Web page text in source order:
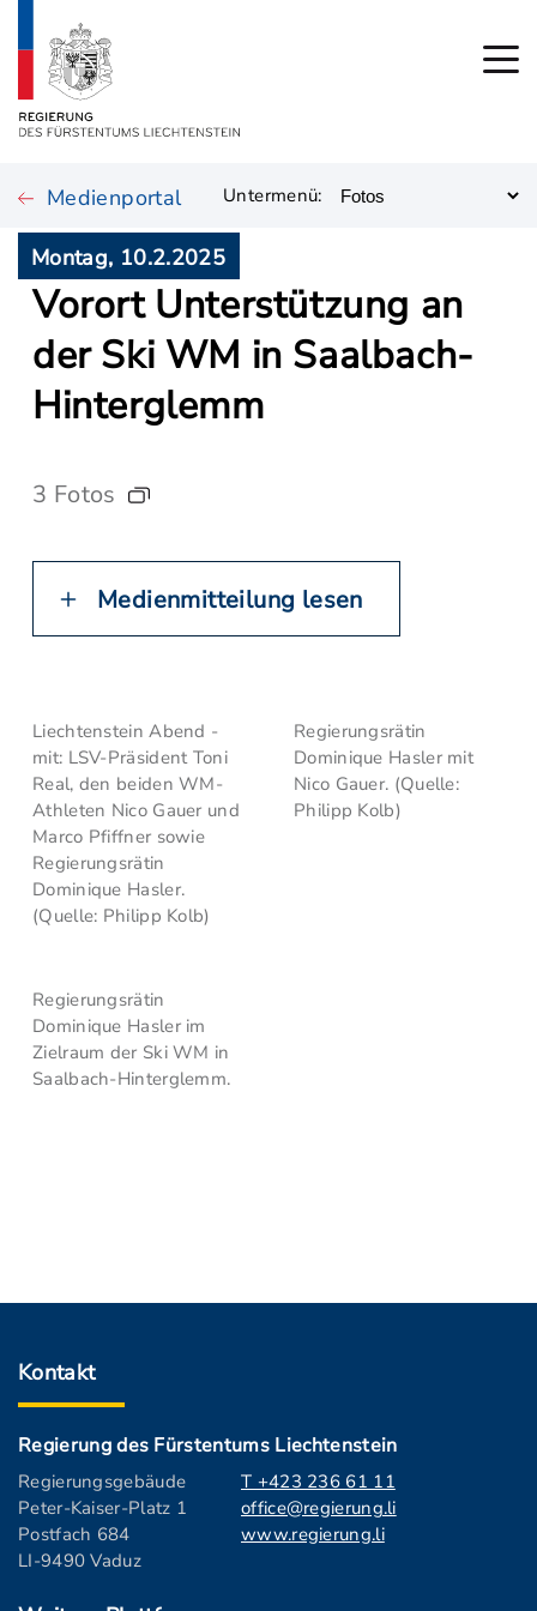
Medienportal Untermenü:
Montag, 10.2.2025
Vorort Unterstützung an
der Ski WM in Saalbach-
Hinterglemm
3 Fotos
Medienmitteilung lesen
Liechtenstein Abend -
mit: LSV-Präsident Toni
Real, den beiden WM-
Athleten Nico Gauer und
Marco Pfiffner sowie
Regierungsrätin
Dominique Hasler.
(Quelle: Philipp Kolb)
Regierungsrätin
Dominique Hasler mit
Nico Gauer. (Quelle:
Philipp Kolb)
Regierungsrätin
Dominique Hasler im
Zielraum der Ski WM in
Saalbach-Hinterglemm.
Kontakt
Regierung des Fürstentums Liechtenstein
Regierungsgebäude
Peter-Kaiser-Platz 1
Postfach 684
LI-9490 Vaduz
T +423 236 61 11
office@regierung.li
www.regierung.li